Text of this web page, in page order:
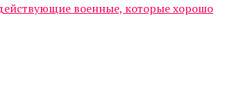
военные, которые хорошо